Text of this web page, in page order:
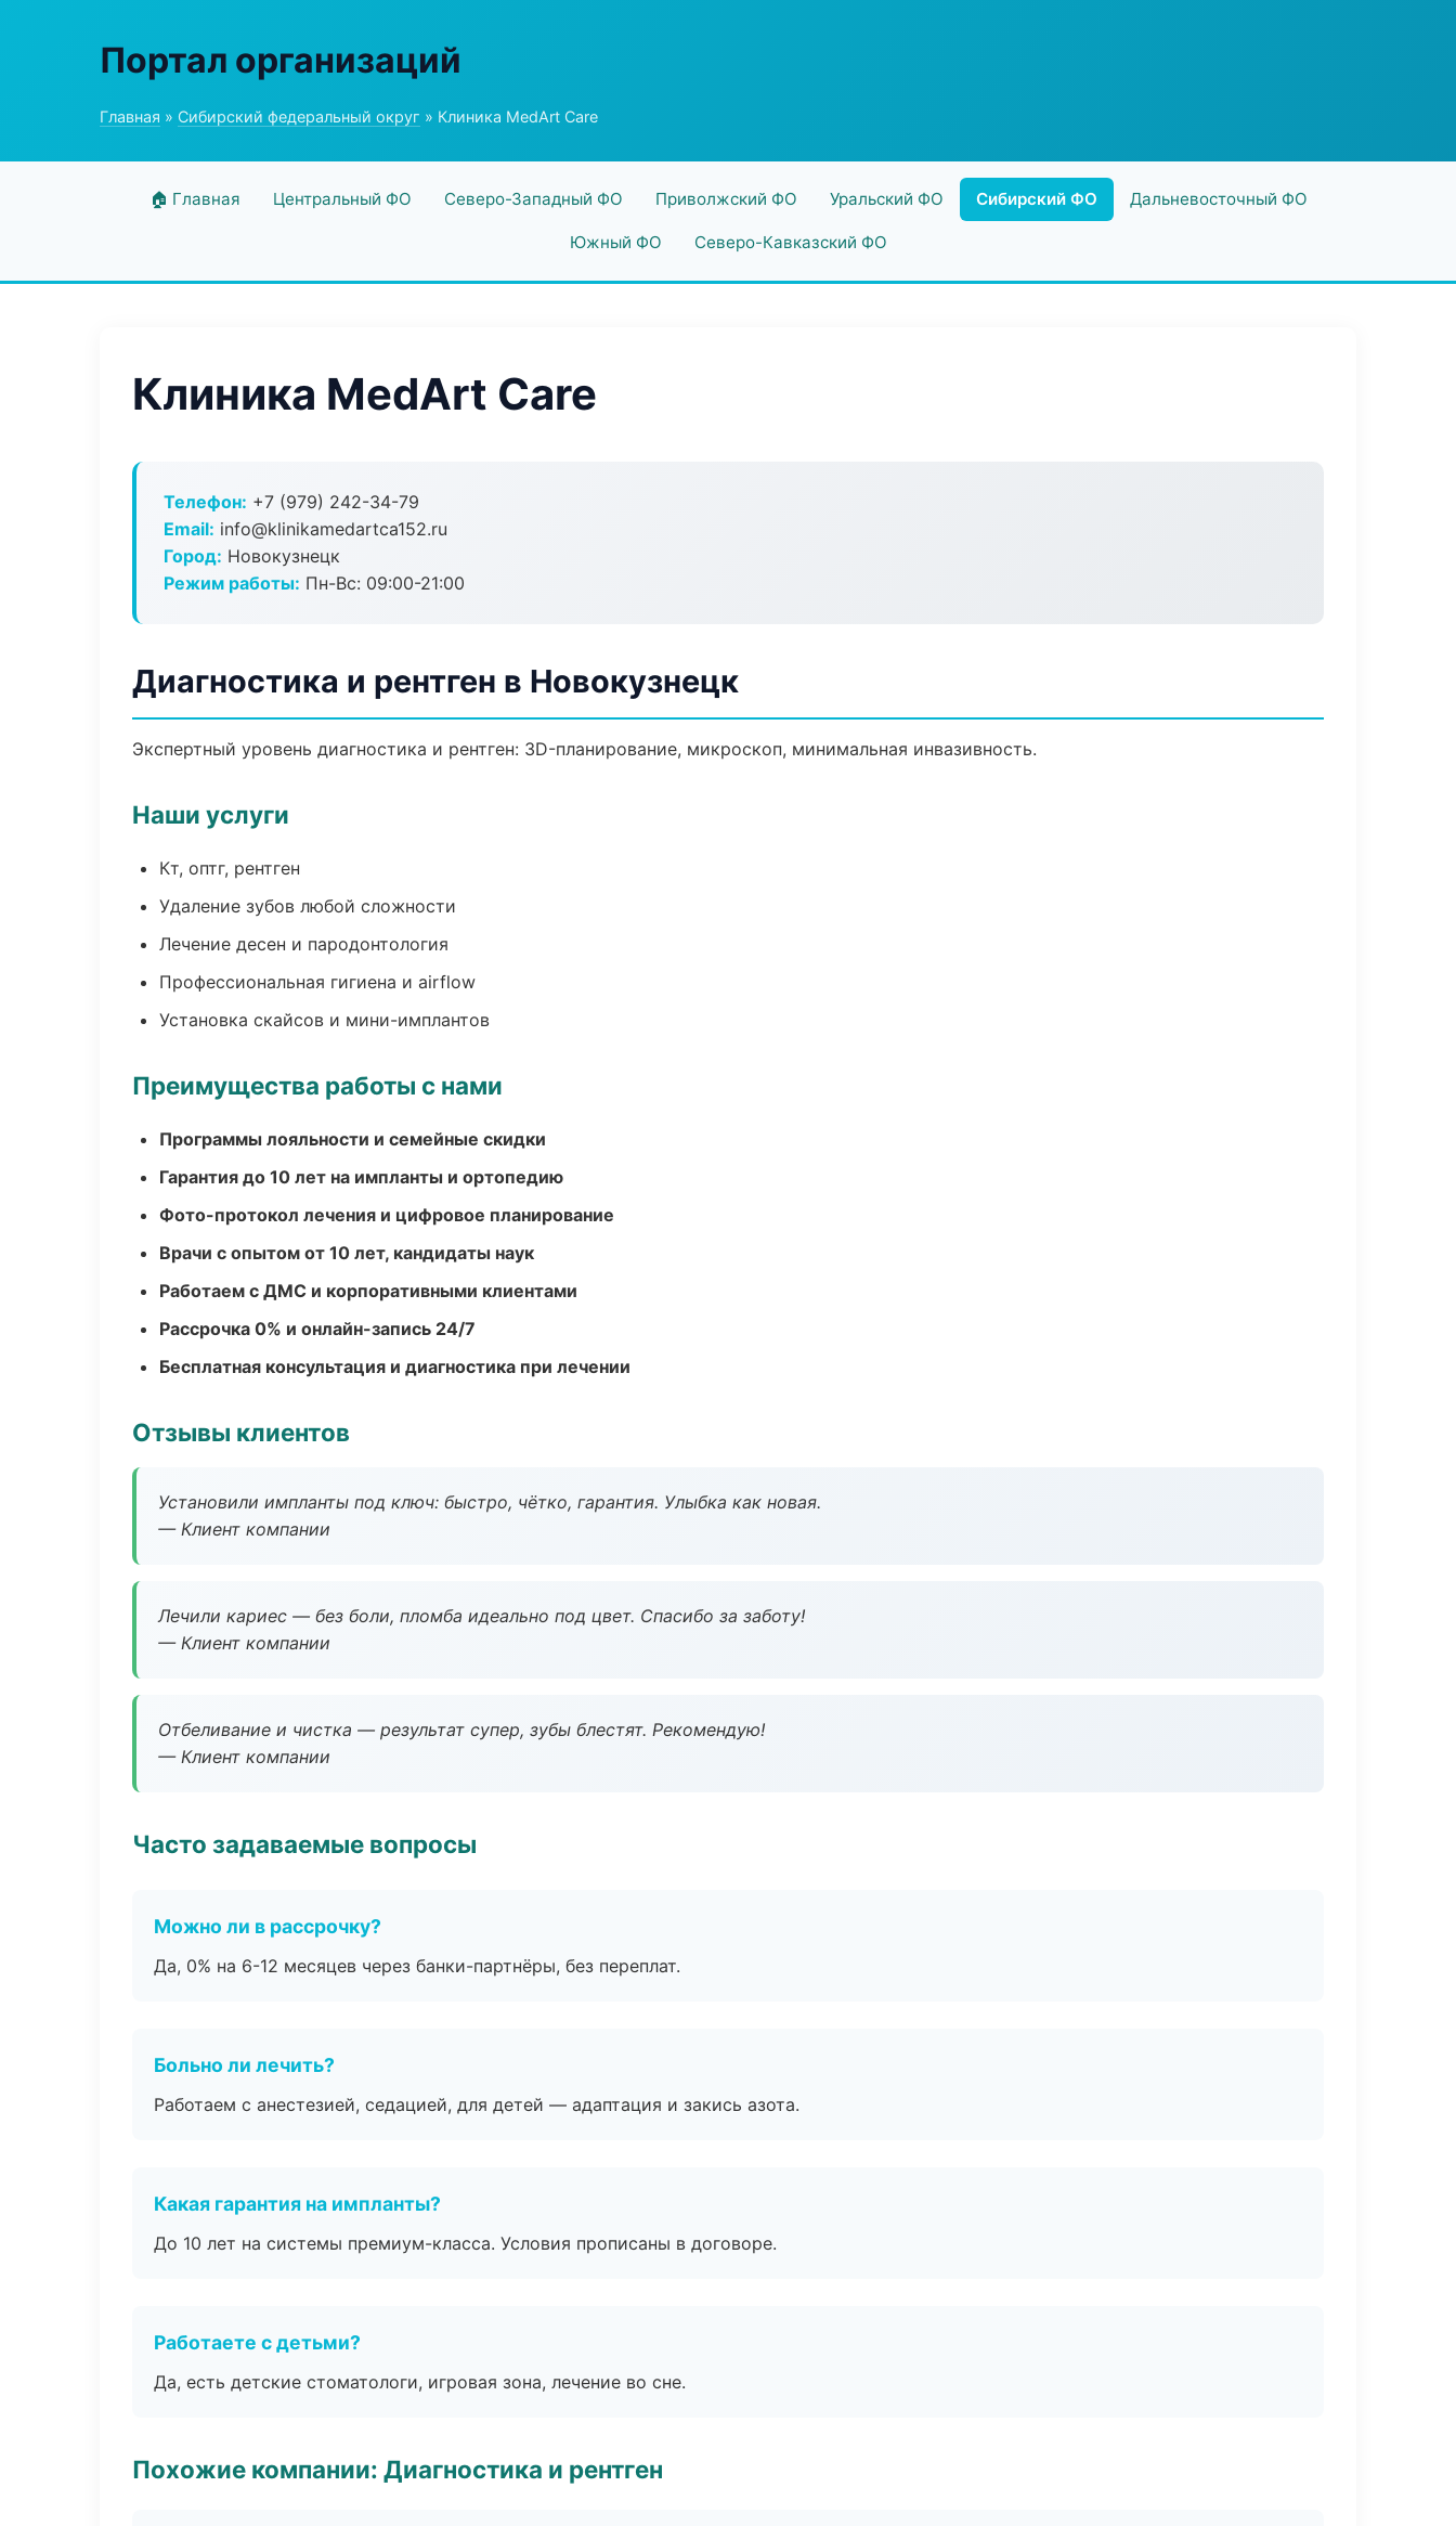
Портал организаций
Главная » Сибирский федеральный округ » Клиника MedArt Care
🏠 Главная Центральный ФО Северо-Западный ФО Приволжский ФО Уральский ФО Сибирский ФО Дальневосточный ФО
Южный ФО Северо-Кавказский ФО
Клиника MedArt Care
Телефон: +7 (979) 242-34-79
Email: info@klinikamedartca152.ru
Город: Новокузнецк
Режим работы: Пн-Вс: 09:00-21:00
Диагностика и рентген в Новокузнецк
Экспертный уровень диагностика и рентген: 3D-планирование, микроскоп, минимальная инвазивность.
Наши услуги
Кт, оптг, рентген
Удаление зубов любой сложности
Лечение десен и пародонтология
Профессиональная гигиена и airflow
Установка скайсов и мини-имплантов
Преимущества работы с нами
Программы лояльности и семейные скидки
Гарантия до 10 лет на импланты и ортопедию
Фото-протокол лечения и цифровое планирование
Врачи с опытом от 10 лет, кандидаты наук
Работаем с ДМС и корпоративными клиентами
Рассрочка 0% и онлайн-запись 24/7
Бесплатная консультация и диагностика при лечении
Отзывы клиентов
Установили импланты под ключ: быстро, чётко, гарантия. Улыбка как новая.
— Клиент компании
Лечили кариес — без боли, пломба идеально под цвет. Спасибо за заботу!
— Клиент компании
Отбеливание и чистка — результат супер, зубы блестят. Рекомендую!
— Клиент компании
Часто задаваемые вопросы
Можно ли в рассрочку?
Да, 0% на 6-12 месяцев через банки-партнёры, без переплат.
Больно ли лечить?
Работаем с анестезией, седацией, для детей — адаптация и закись азота.
Какая гарантия на импланты?
До 10 лет на системы премиум-класса. Условия прописаны в договоре.
Работаете с детьми?
Да, есть детские стоматологи, игровая зона, лечение во сне.
Похожие компании: Диагностика и рентген